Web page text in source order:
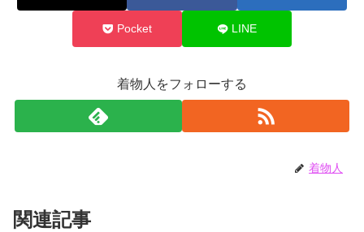
Pocket LINE
着物人をフォローする
着物人
関連記事